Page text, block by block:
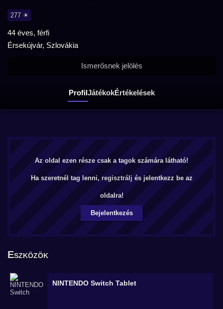
277 ☀
44 éves, férfi
Érsekújvár, Szlovákia
ProfilJátékokÉrtékelések
Ismerősnek jelölés
Az oldal ezen része csak a tagok számára látható!
Ha szeretnél tag lenni, regisztrálj és jelentkezz be az
oldalra!
Bejelentkezés
Eszközök
NINTENDO Switch Tablet